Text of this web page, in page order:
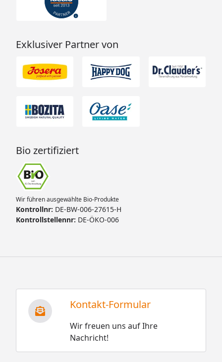
Exklusiver Partner von
Bio zertifiziert
Wir führen ausgewählte Bio-Produkte
Kontrollnr: DE-BW-006-27615-H
Kontrollstellennr: DE-ÖKO-006
Kontakt-Formular
Wir freuen uns auf Ihre
Nachricht!